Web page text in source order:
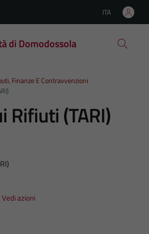
Lingua attiva:
ITA
di Domodossola
Finanze E Contravvenzioni
Rifiuti (TARI)
Vedi azioni